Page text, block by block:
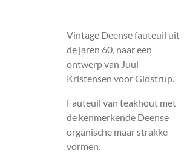
Vintage Deense fauteuil uit
de jaren 60, naar een
ontwerp van Juul
Kristensen voor Glostrup.
Fauteuil van teakhout met
de kenmerkende Deense
organische maar strakke
vormen.